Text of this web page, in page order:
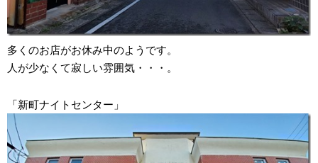
多くのお店がお休み中のようです。
人が少なくて寂しい雰囲気・・・。
「新町ナイトセンター」